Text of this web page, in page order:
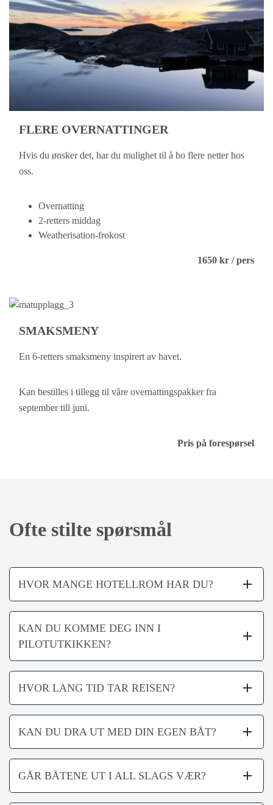
FLERE OVERNATTINGER
Hvis du ønsker det, har du mulighet til å bo flere netter hos
oss.
Overnatting
2-retters middag
Weatherisation-frokost
1650 kr / pers
SMAKSMENY
En 6-retters smaksmeny inspirert av havet.
Kan bestilles i tillegg til våre overnattingspakker fra
september till juni.
Pris på forespørsel
Ofte stilte spørsmål
HVOR MANGE HOTELLROM HAR DU?
KAN DU KOMME DEG INN I
PILOTUTKIKKEN?
HVOR LANG TID TAR REISEN?
KAN DU DRA UT MED DIN EGEN BÅT?
GÅR BÅTENE UT I ALL SLAGS VÆR?